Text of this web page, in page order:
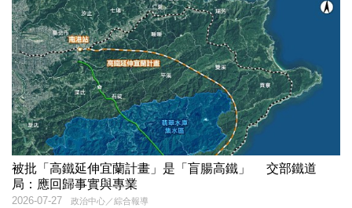
被批「高鐵延伸宜蘭計畫」是「盲腸高鐵」 交部鐵道
局：應回歸事實與專業
政治中心／綜合報導
2026-07-27